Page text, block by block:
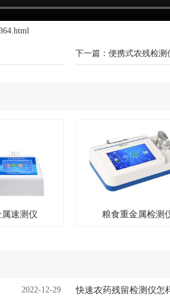
下一篇：便携式农残检测
速测仪 粮食重金属检测
2022-12-29 快速农药残留检测仪怎